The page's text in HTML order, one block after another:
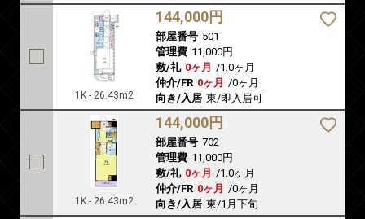
1K - 26.43m2
144,000円
部屋番号 501
管理費 11,000円
敷/礼 0ヶ月 /1.0ヶ月
仲介/FR 0ヶ月 /0ヶ月
向き/入居 東/即入居可
1K - 26.43m2
144,000円
部屋番号 702
管理費 11,000円
敷/礼 0ヶ月 /1.0ヶ月
仲介/FR 0ヶ月 /0ヶ月
向き/入居 東/1月下旬